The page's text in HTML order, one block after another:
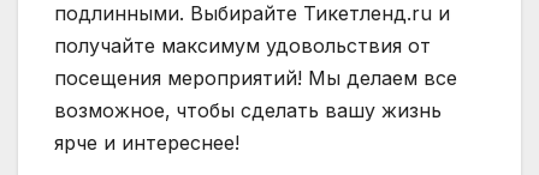
подлинными. Выбирайте Тикетленд.ru и
получайте максимум удовольствия от
посещения мероприятий! Мы делаем все
возможное‚ чтобы сделать вашу жизнь
ярче и интереснее!